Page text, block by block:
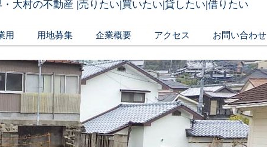
大村の不動産 |売りたい|買いたい|貸したい|借りたい
用 用地募集 企業概要 アクセス お問い合わせ